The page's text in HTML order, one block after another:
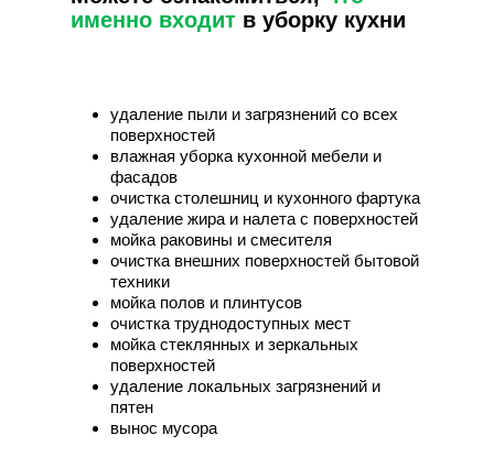
именно входит в уборку кухни
удаление пыли и загрязнений со всех
поверхностей
влажная уборка кухонной мебели и
фасадов
очистка столешниц и кухонного фартука
удаление жира и налета с поверхностей
мойка раковины и смесителя
очистка внешних поверхностей бытовой
техники
мойка полов и плинтусов
очистка труднодоступных мест
мойка стеклянных и зеркальных
поверхностей
удаление локальных загрязнений и
пятен
вынос мусора